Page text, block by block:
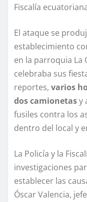
Fiscalía
El ataque se
establecimiento
en la parroquia La
celebraba sus
reportes, varios
dos camionetasy
fusiles contra los
dentro del local y
La Policía y la
investigaciones
establecer las
Óscar Valencia,